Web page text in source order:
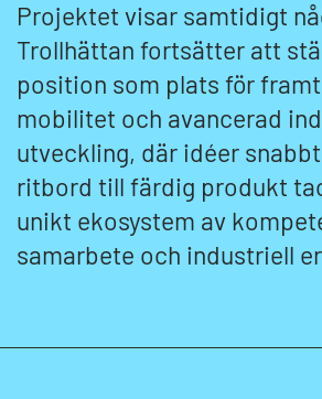
Projektet visar samtidigt
Trollhättan fortsätter att
position som plats för
mobilitet och avancerad
utveckling, där idéer
ritbord till färdig produkt
unikt ekosystem av
samarbete och industriell